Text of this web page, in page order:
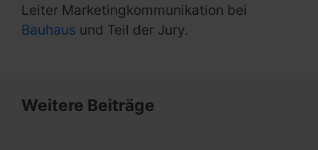
Leiter Marketingkommunikation bei
Bauhaus und Teil der Jury.
Weitere Beiträge